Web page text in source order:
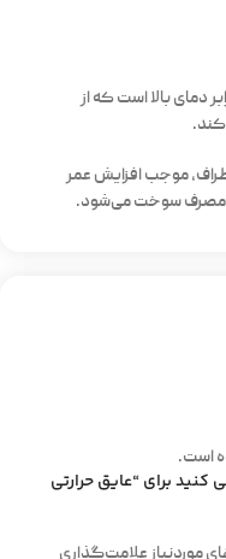
دمای بالا است که از
موجب افزایش عمر
مصرف سوخت می‌شود.
است.
برای “عایق حرارتی
موردنیاز علامت‌گذاری